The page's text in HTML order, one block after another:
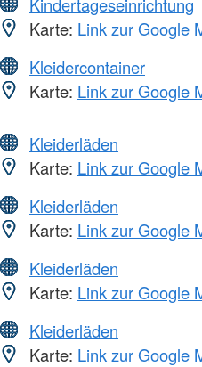
Karte: Link zur Google
Kleidercontainer
Karte: Link zur Google
Kleiderläden
Karte: Link zur Google
Kleiderläden
Karte: Link zur Google
Kleiderläden
Karte: Link zur Google
Kleiderläden
Karte: Link zur Google